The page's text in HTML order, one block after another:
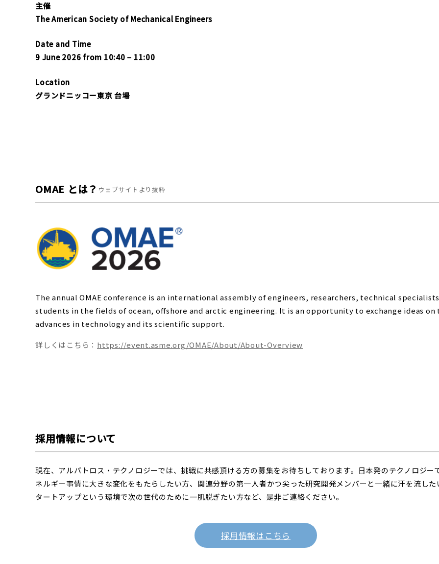
主催
The American Society of Mechanical Engineers
Date and Time
9 June 2026 from 10:40 – 11:00
Location
グランドニッコー東京 台場
OMAE とは？ ウェブサイトより抜粋
The annual OMAE conference is an international assembly of engineers, researchers, technical
students in the fields of ocean, offshore and arctic engineering. It is an opportunity to exchange ideas on
advances in technology and its scientific support.
詳しくはこちら： https://event.asme.org/OMAE/About/About-Overview
採用情報について
現在、アルバトロス・テクノロジーでは、挑戦に共感頂ける方の募集をお待ちしております。日本発のテクノロジー
ネルギー事情に大きな変化をもたらしたい方、関連分野の第一人者かつ尖った研究開発メンバーと一緒に汗を流した
タートアップという環境で次の世代のために一肌脱ぎたい方など、是非ご連絡ください。
採用情報はこちら